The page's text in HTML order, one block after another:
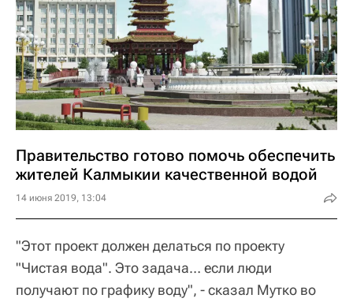
Правительство готово помочь обеспечить
жителей Калмыкии качественной водой
14 июня 2019, 13:04
"Этот проект должен делаться по проекту
"Чистая вода". Это задача… если люди
получают по графику воду", - сказал Мутко во